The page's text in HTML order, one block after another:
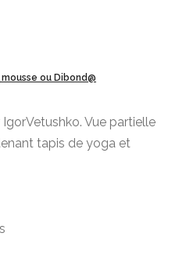
ou Dibond@
Vue partielle
tapis de yoga et